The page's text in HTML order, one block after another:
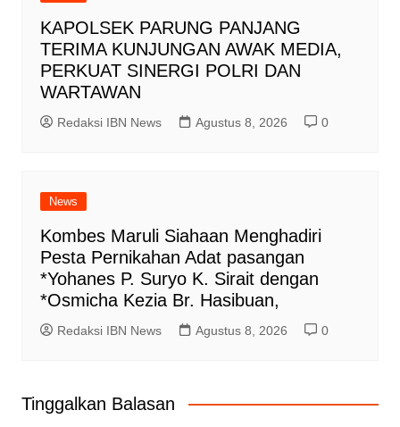
KAPOLSEK PARUNG PANJANG
TERIMA KUNJUNGAN AWAK MEDIA,
PERKUAT SINERGI POLRI DAN
WARTAWAN
Redaksi IBN News Agustus 8, 2026 0
News
Kombes Maruli Siahaan Menghadiri
Pesta Pernikahan Adat pasangan
*Yohanes P. Suryo K. Sirait dengan
*Osmicha Kezia Br. Hasibuan,
Redaksi IBN News Agustus 8, 2026 0
Tinggalkan Balasan